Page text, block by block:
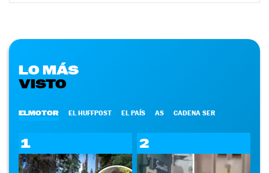
LO MÁS
VISTO
ELMOTOR EL HUFFPOST EL PAÍS AS CADENA SER
1 2